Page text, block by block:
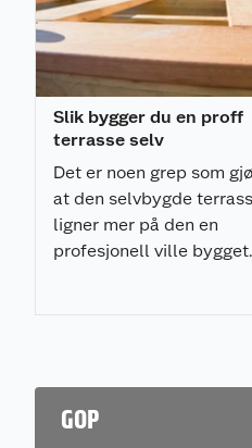
Slik bygger du en proff
terrasse selv
Det er noen grep som
at den selvbygde
ligner mer på den en
profesjonell ville
GOP